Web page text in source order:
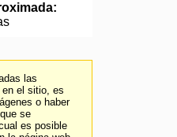
las
el sitio, es
o haber
se
es posible